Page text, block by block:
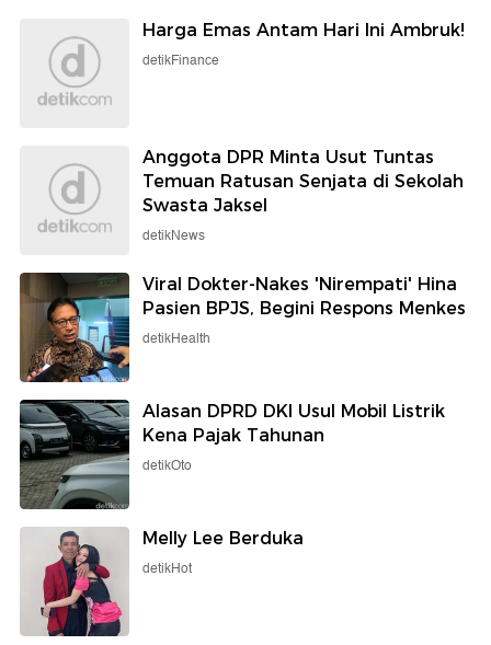
Harga Emas Antam Hari Ini Ambruk!
detikFinance
Anggota DPR Minta Usut Tuntas
Temuan Ratusan Senjata di Sekolah
Swasta Jaksel
detikNews
Viral Dokter-Nakes 'Nirempati' Hina
Pasien BPJS, Begini Respons Menkes
detikHealth
Alasan DPRD DKI Usul Mobil Listrik
Kena Pajak Tahunan
detikOto
Melly Lee Berduka
detikHot